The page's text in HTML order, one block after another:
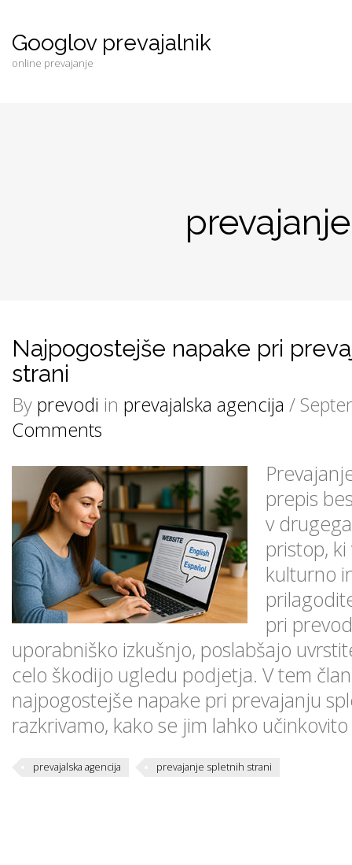
Googlov prevajalnik
online prevajanje
Najpogostejše napake pri
strani
By prevodi in prevajalska agencija /
Comments
prepis
v
pristop,
kulturno
pri
uporabniško izkušnjo, poslabšajo
celo škodijo ugledu podjetja. V tem
najpogostejše napake pri prevajanju
razkrivamo, kako se jim lahko
prevajalska agencija prevajanje spletnih strani